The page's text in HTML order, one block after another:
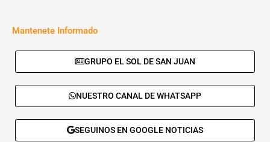
Mantenete Informado
GRUPO EL SOL DE SAN JUAN
NUESTRO CANAL DE WHATSAPP
SEGUINOS EN GOOGLE NOTICIAS